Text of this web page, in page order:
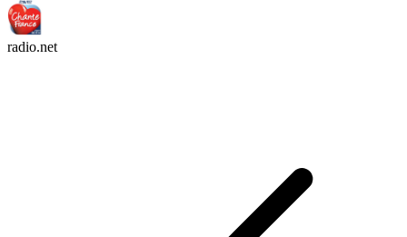
radio.net